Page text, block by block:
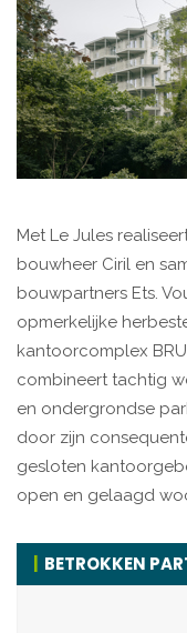
Met Le Jules
bouwheer Ciril en
bouwpartners Ets.
opmerkelijke
kantoorcomplex
combineert tachtig
en ondergrondse
door zijn
gesloten
open en gelaagd
BETROKKEN